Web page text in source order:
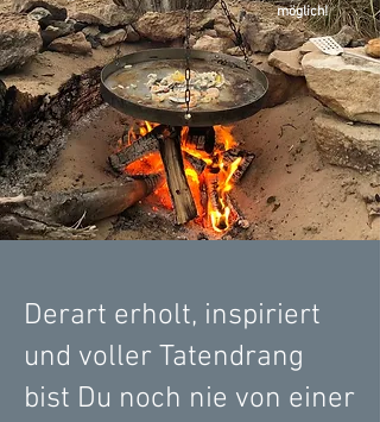
möglich!
Derart erholt, inspiriert
und voller Tatendrang
bist Du noch nie von einer